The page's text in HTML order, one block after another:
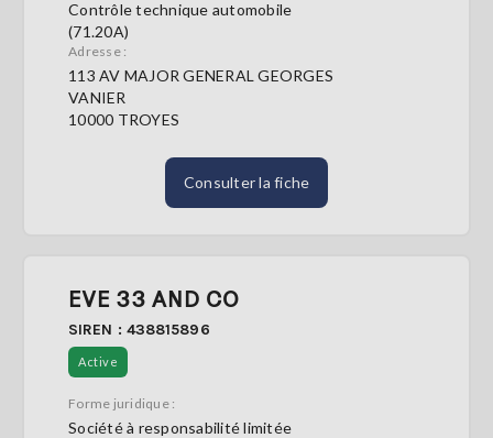
Contrôle technique automobile
(71.20A)
Adresse :
113 AV MAJOR GENERAL GEORGES
VANIER
10000 TROYES
Consulter la fiche
EVE 33 AND CO
SIREN : 438815896
Active
Forme juridique :
Société à responsabilité limitée